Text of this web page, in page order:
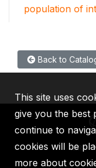
population of
Back to
IBRD
This site uses
give you the best
continue to
cookies will be
more about